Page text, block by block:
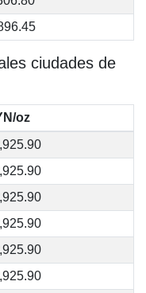
ciudades de
oz